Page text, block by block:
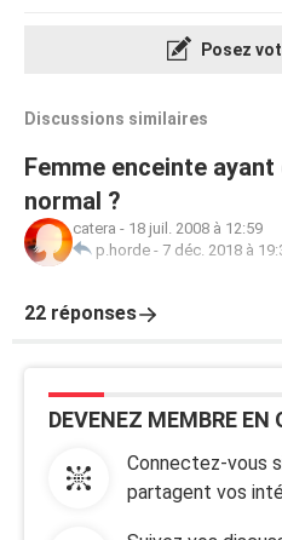
Posez
Discussions similaires
Femme enceinte
normal ?
catera - 18 juil. 2008 à 12:59
p.horde - 7 déc. 2018 à
22 réponses
DEVENEZ MEMBRE EN
Connectez-vous
partagent vos